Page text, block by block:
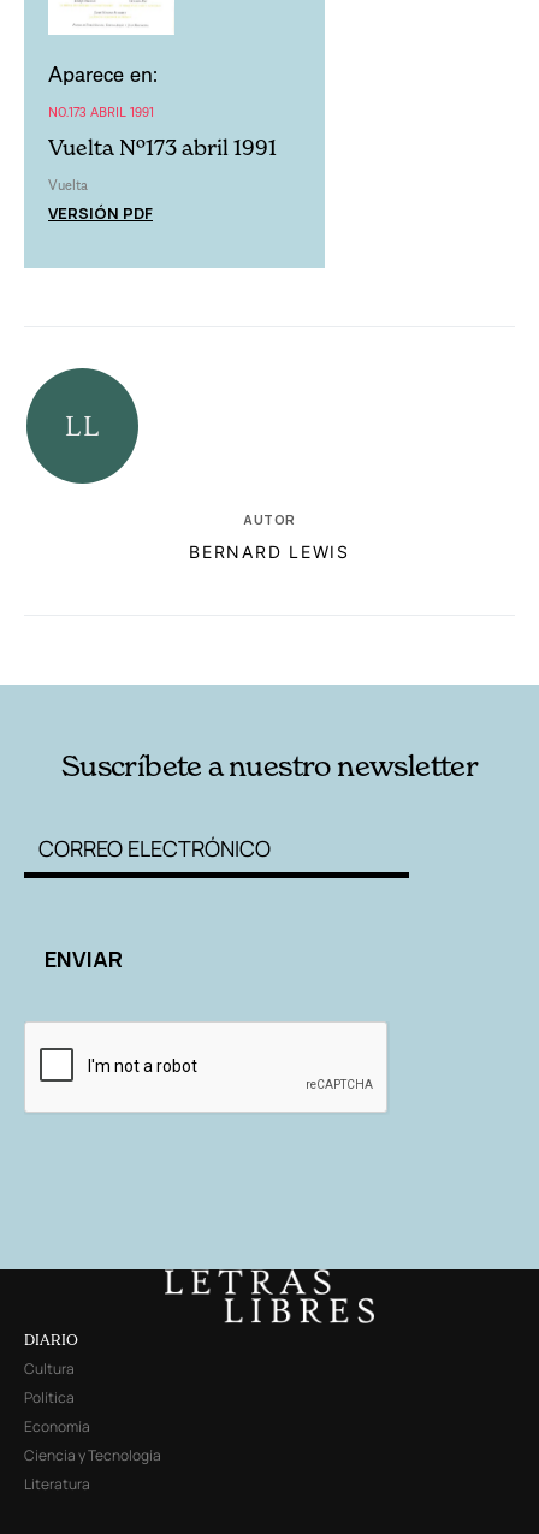
Aparece en:
NO.173 ABRIL 1991
Vuelta Nº173 abril 1991
Vuelta
VERSIÓN PDF
AUTOR
BERNARD LEWIS
Suscríbete a nuestro newsletter
DIARIO
Cultura
Política
Economía
Ciencia y Tecnología
Literatura